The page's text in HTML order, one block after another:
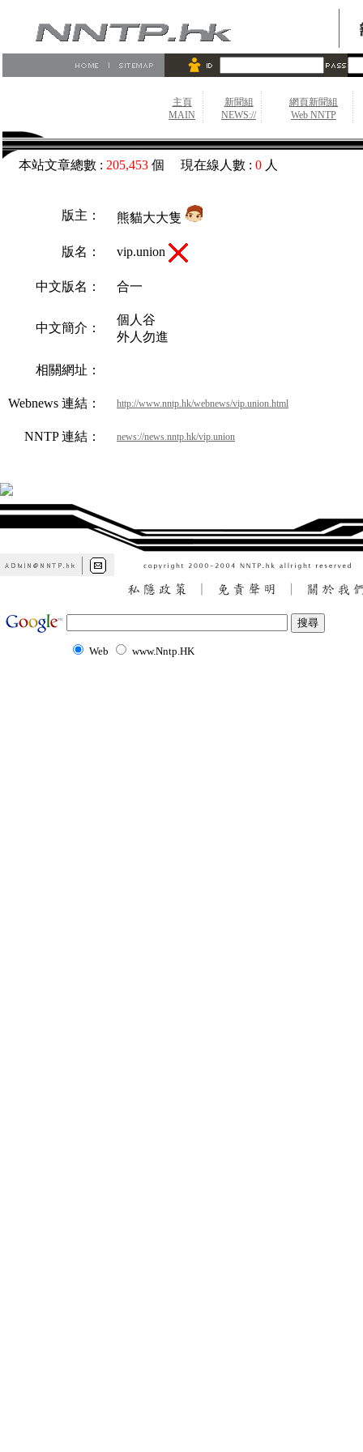
主頁
MAIN
新聞組
NEWS://
網頁新聞組
Web NNTP
本站文章總數 : 205,453 個 現在線人數 : 0 人
版主： 熊貓大大隻
版名： vip.union
中文版名： 合一
中文簡介：
個人谷
外人勿進
相關網址：
Webnews 連結： http://www.nntp.hk/webnews/vip.union.html
NNTP 連結： news://news.nntp.hk/vip.union
Web www.Nntp.HK